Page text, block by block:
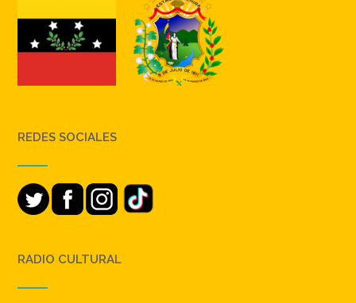
REDES SOCIALES
RADIO CULTURAL